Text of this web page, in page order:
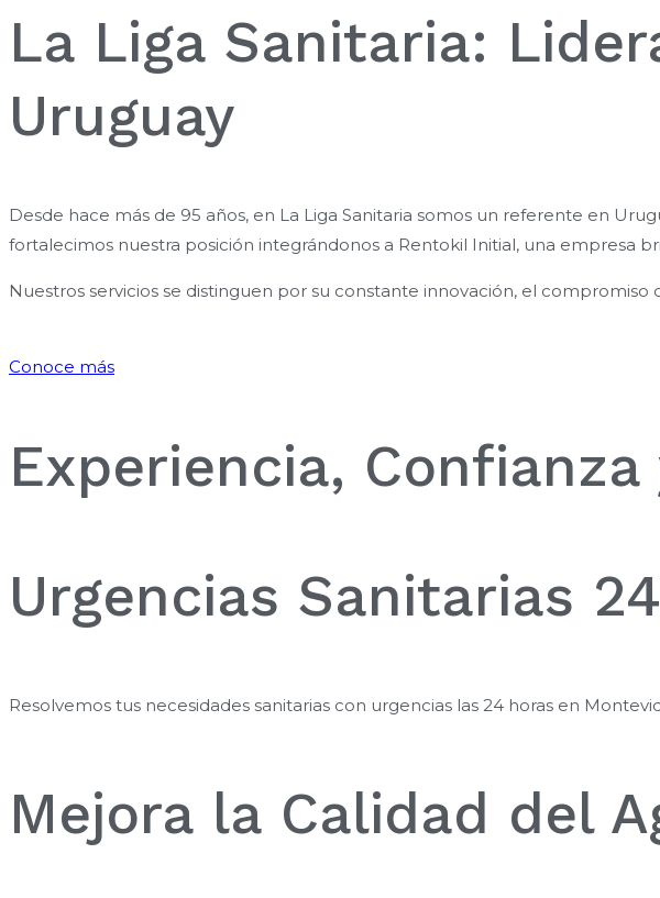
La Liga Sanitaria:
Uruguay
Desde hace más de 95 años, en La Liga Sanitaria somos un referente en
fortalecimos nuestra posición integrándonos a Rentokil Initial, una empresa
Nuestros servicios se distinguen por su constante innovación, el
Conoce más
Experiencia,
Urgencias Sanitarias
Resolvemos tus necesidades sanitarias con urgencias las 24 horas en
Mejora la Calidad del